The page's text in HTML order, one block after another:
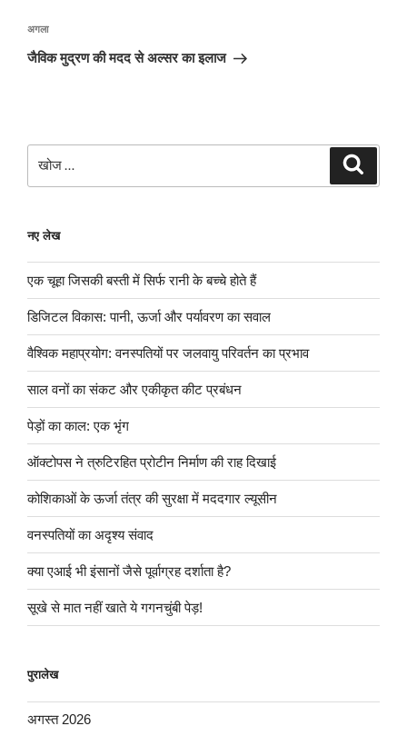
अगली
पोस्ट
अगला
जैविक मुद्रण की मदद से अल्सर का इलाज
खोजे
नए लेख
एक चूहा जिसकी बस्ती में सिर्फ रानी के बच्चे होते हैं
डिजिटल विकास: पानी, ऊर्जा और पर्यावरण का सवाल
वैश्विक महाप्रयोग: वनस्पतियों पर जलवायु परिवर्तन का प्रभाव
साल वनों का संकट और एकीकृत कीट प्रबंधन
पेड़ों का काल: एक भृंग
ऑक्टोपस ने त्रुटिरहित प्रोटीन निर्माण की राह दिखाई
कोशिकाओं के ऊर्जा तंत्र की सुरक्षा में मददगार ल्यूसीन
वनस्पतियों का अदृश्य संवाद
क्या एआई भी इंसानों जैसे पूर्वाग्रह दर्शाता है?
सूखे से मात नहीं खाते ये गगनचुंबी पेड़!
पुरालेख
अगस्त 2026